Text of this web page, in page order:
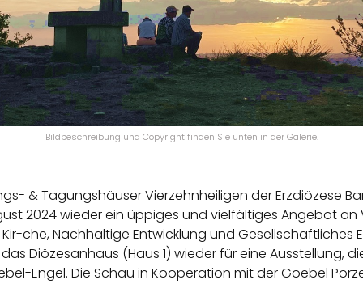
Bildbeschreibung und Copyright finden Sie unten in der Galerie.
& Tagungshäuser Vierzehnheiligen der Erzdiözese
2024 wieder ein üppiges und vielfältiges Angebot
che, Nachhaltige Entwicklung und Gesellschaftliches
Diözesanhaus (Haus 1) wieder für eine Ausstellung,
Engel. Die Schau in Kooperation mit der Goebel